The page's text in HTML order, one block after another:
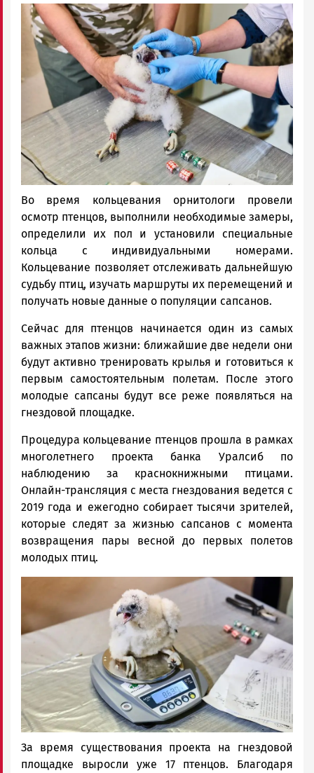
Image
Во время кольцевания орнитологи провели
осмотр птенцов, выполнили необходимые замеры,
определили их пол и установили специальные
кольца с индивидуальными номерами.
Кольцевание позволяет отслеживать дальнейшую
судьбу птиц, изучать маршруты их перемещений и
получать новые данные о популяции сапсанов.
Сейчас для птенцов начинается один из самых
важных этапов жизни: ближайшие две недели они
будут активно тренировать крылья и готовиться к
первым самостоятельным полетам. После этого
молодые сапсаны будут все реже появляться на
гнездовой площадке.
Процедура кольцевание птенцов прошла в рамках
многолетнего проекта банка Уралсиб по
наблюдению за краснокнижными птицами.
Онлайн-трансляция с места гнездования ведется с
2019 года и ежегодно собирает тысячи зрителей,
которые следят за жизнью сапсанов с момента
возвращения пары весной до первых полетов
молодых птиц.
За время существования проекта на гнездовой
площадке выросли уже 17 птенцов. Благодаря